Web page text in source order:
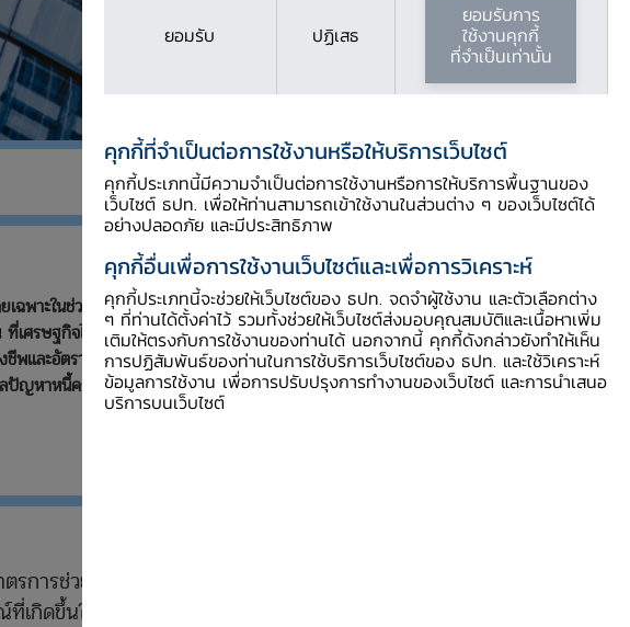
ต้องแก้ไข เริ่มต้นใหม่อย่างยั่งยืน”
ฉพาะในช่วง 2
เศรษฐกิจไทย
พและอัตรา
ญหาหนี้ครัว
ารช่วยเหลือ
กิดขึ้นใน
สารบัญประกอบ
สรุปสาระสำคัญ
รายละเอียด
ยอมรับ ปฏิเสธ
ยอมรับการ
ใช้งานคุกกี้
ที่จำเป็นเท่านั้น
คุกกี้ที่จำเป็นต่อการใช้งานหรือให้บริการเว็บไซต์
คุกกี้ประเภทนี้มีความจำเป็นต่อการใช้งานหรือการให้บริการพื้นฐานของ
เว็บไซต์ ธปท. เพื่อให้ท่านสามารถเข้าใช้งานในส่วนต่าง ๆ ของเว็บไซต์ได้
อย่างปลอดภัย และมีประสิทธิภาพ
คุกกี้อื่นเพื่อการใช้งานเว็บไซต์และเพื่อการวิเคราะห์
คุกกี้ประเภทนี้จะช่วยให้เว็บไซต์ของ ธปท. จดจำผู้ใช้งาน และตัวเลือกต่าง
ๆ ที่ท่านได้ตั้งค่าไว้ รวมทั้งช่วยให้เว็บไซต์ส่งมอบคุณสมบัติและเนื้อหาเพิ่ม
เติมให้ตรงกับการใช้งานของท่านได้ นอกจากนี้ คุกกี้ดังกล่าวยังทำให้เห็น
การปฏิสัมพันธ์ของท่านในการใช้บริการเว็บไซต์ของ ธปท. และใช้วิเคราะห์
ข้อมูลการใช้งาน เพื่อการปรับปรุงการทำงานของเว็บไซต์ และการนำเสนอ
บริการบนเว็บไซต์